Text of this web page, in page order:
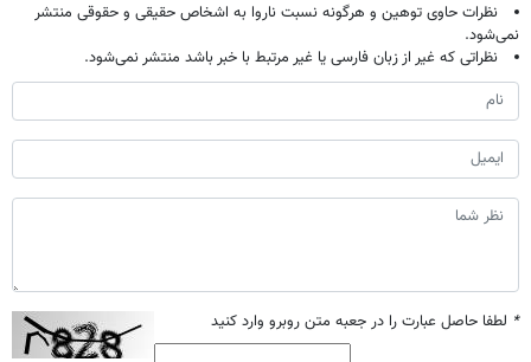
نظرات حاوی توهین و هرگونه نسبت ناروا به اشخاص حقیقی و حقوقی منتشر
نمی‌شود.
نظراتی که غیر از زبان فارسی یا غیر مرتبط با خبر باشد منتشر نمی‌شود.
* لطفا حاصل عبارت را در جعبه متن روبرو وارد کنید